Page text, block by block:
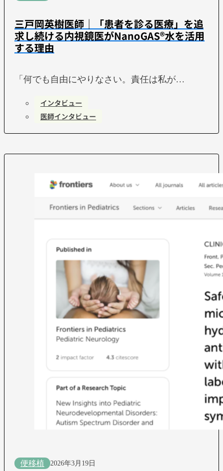
三戸岡英樹医師｜「患者を診る医療」を追
求し続ける内視鏡医がNanoGAS®水を活用
する理由
「何でも自由にやりなさい。責任は私が…
インタビュー
医師インタビュー
便移植 2026年3月19日